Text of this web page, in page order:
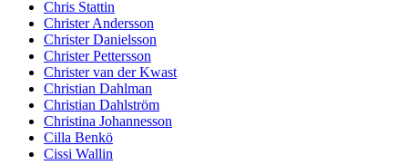
Chris Stattin
Christer Andersson
Christer Danielsson
Christer Pettersson
Christer van der Kwast
Christian Dahlman
Christian Dahlström
Christina Johannesson
Cilla Benkö
Cissi Wallin